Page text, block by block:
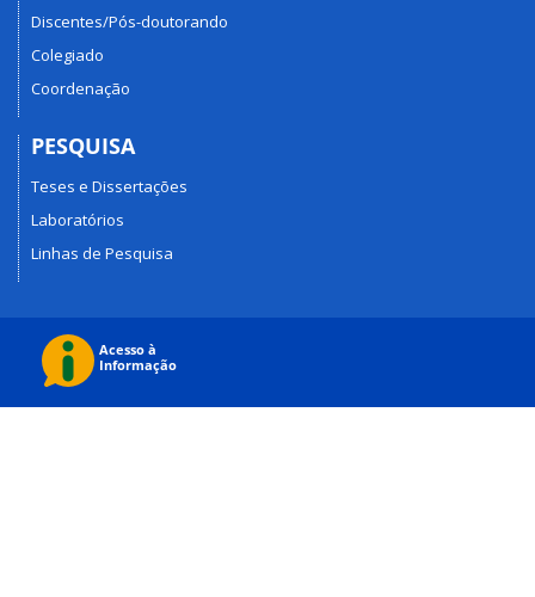
Discentes/Pós-doutorando
Colegiado
Coordenação
PESQUISA
Teses e Dissertações
Laboratórios
Linhas de Pesquisa